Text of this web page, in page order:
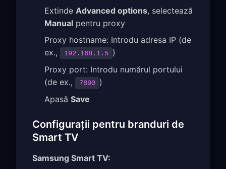
Extinde Advanced options, selectează
Manual pentru proxy
Proxy hostname: Introdu adresa IP (de
ex.,
192.168.1.5 )
Proxy port: Introdu numărul portului
(de ex.,
7890 )
Apasă Save
Configurații pentru branduri de
Smart TV
Samsung Smart TV: